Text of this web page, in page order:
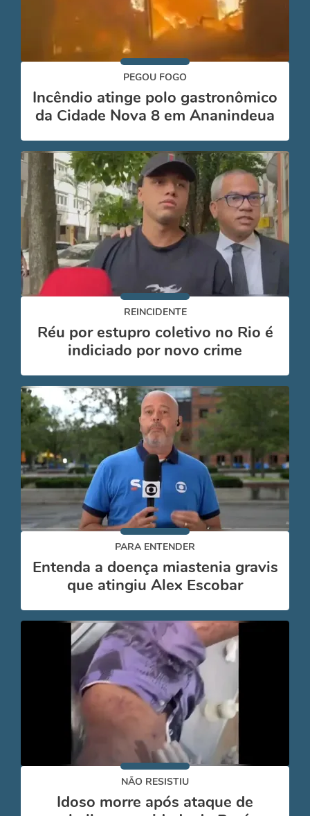
PEGOU FOGO
Incêndio atinge polo gastronômico
da Cidade Nova 8 em Ananindeua
REINCIDENTE
Réu por estupro coletivo no Rio é
indiciado por novo crime
PARA ENTENDER
Entenda a doença miastenia gravis
que atingiu Alex Escobar
NÃO RESISTIU
Idoso morre após ataque de